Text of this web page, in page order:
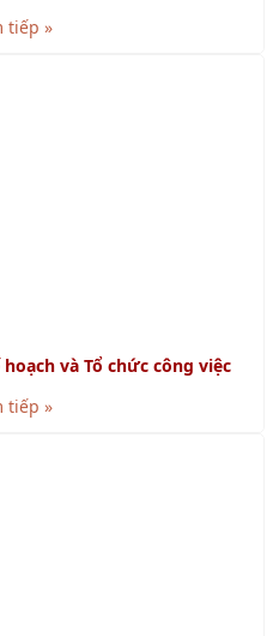
tiếp »
và Tổ chức công việc
tiếp »